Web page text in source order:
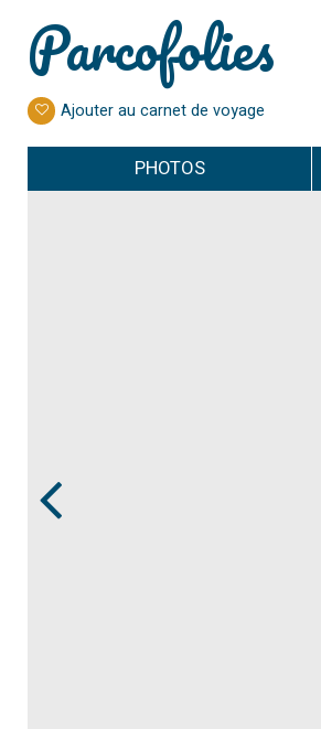
Parcofolies
Ajouter au carnet de voyage
PHOTOS